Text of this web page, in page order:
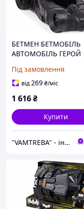
БЕТМЕН БЕТМОБІЛЬ
АВТОМОБІЛЬ ГЕРОЙ
COMICS
Під замовлення
від269₴/міс
1 616₴
Купити
"VAMTREBA" - інтер'єри мрій тепер доступні для всіх! Ви знайдете тут все з ІК!